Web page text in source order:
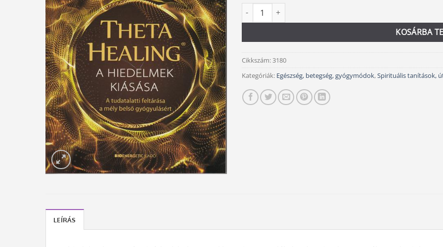
Theta Healing - A hiedelmek kiásása mennyiség
KOSÁRBA
Alternative:
Cikkszám:3180
Kategóriák: Egészség, betegség, gyógymódok,Spirituális tanítások,
LEÍRÁS